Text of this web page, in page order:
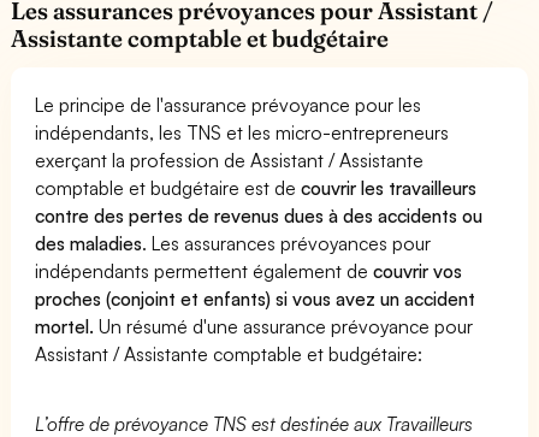
Les assurances prévoyances pour Assistant /
Assistante comptable et budgétaire
Le principe de l'assurance prévoyance pour les
indépendants, les TNS et les micro-entrepreneurs
exerçant la profession de Assistant / Assistante
comptable et budgétaire est decouvrir les travailleurs
contre des pertes de revenus dues à des accidents ou
des maladies. Les assurances prévoyances pour
indépendants permettent également decouvrir vos
proches (conjoint et enfants) si vous avez un accident
mortel. Un résumé d'une assurance prévoyance pour
Assistant / Assistante comptable et budgétaire:
L’offre de prévoyance TNS est destinée aux Travailleurs